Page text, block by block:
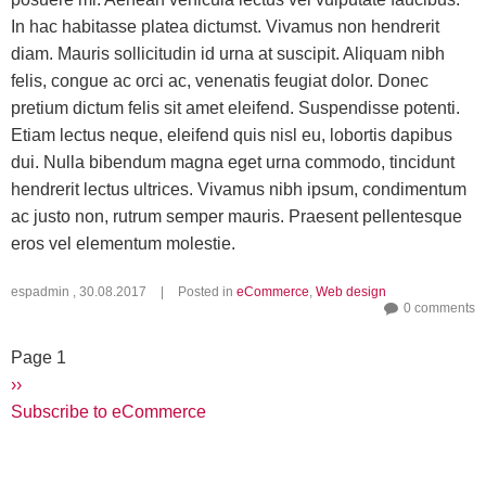
In hac habitasse platea dictumst. Vivamus non hendrerit
diam. Mauris sollicitudin id urna at suscipit. Aliquam nibh
felis, congue ac orci ac, venenatis feugiat dolor. Donec
pretium dictum felis sit amet eleifend. Suspendisse potenti.
Etiam lectus neque, eleifend quis nisl eu, lobortis dapibus
dui. Nulla bibendum magna eget urna commodo, tincidunt
hendrerit lectus ultrices. Vivamus nibh ipsum, condimentum
ac justo non, rutrum semper mauris. Praesent pellentesque
eros vel elementum molestie.
espadmin 30.08.2017 | Posted in eCommerce Web design
0 comments
Pagination
Page 1
Next page
››
Subscribe to eCommerce